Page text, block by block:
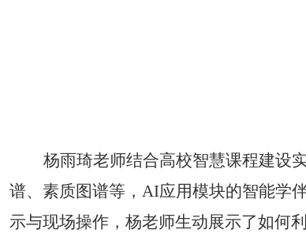
杨雨琦老师结合高校智慧课程建设
谱、素质图谱等，AI应用模块的智能学
示与现场操作，杨老师生动展示了如何